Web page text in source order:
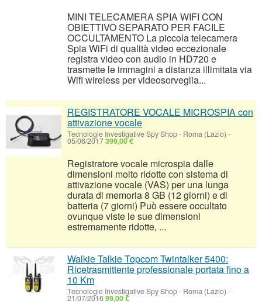
MINI TELECAMERA SPIA WIFI CON
OBIETTIVO SEPARATO PER FACILE
OCCULTAMENTO La piccola telecamera
Spia WiFi di qualità video eccezionale
registra video con audio in HD720 e
trasmette le immagini a distanza illimitata via
Wifi wireless per videosorveglia...
REGISTRATORE VOCALE MICROSPIA con
attivazione vocale
Tecnologie Investigative Spy Shop- Roma (Lazio) -
05/06/2017399,00 €
Registratore vocale microspia dalle
dimensioni molto ridotte con sistema di
attivazione vocale (VAS) per una lunga
durata di memoria 8 GB (12 giorni) e di
batteria (7 giorni) Può essere occultato
ovunque viste le sue dimensioni
estremamente ridotte, ...
Walkie Talkie​ Topcom Twintalker 5400:
Ricetrasmittente professionale portata fino a
10 Km
Tecnologie Investigative Spy Shop- Roma (Lazio) -
21/07/201699,00 €